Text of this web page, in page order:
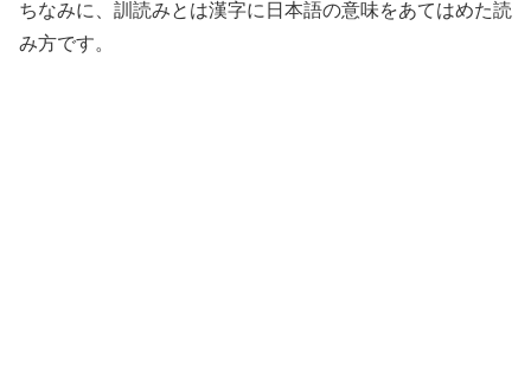
ちなみに、訓読みとは漢字に日本語の意味をあてはめた読
み方です。